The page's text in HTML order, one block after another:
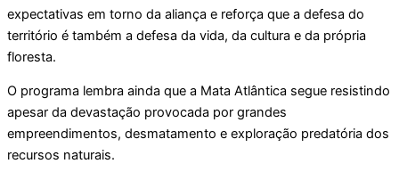
expectativas em torno da aliança e reforça que a defesa do
território é também a defesa da vida, da cultura e da própria
floresta.
O programa lembra ainda que a Mata Atlântica segue resistindo
apesar da devastação provocada por grandes
empreendimentos, desmatamento e exploração predatória dos
recursos naturais.